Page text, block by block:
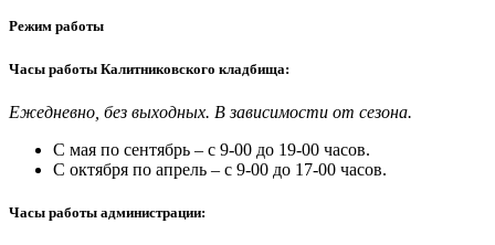
Режим работы
Часы работы Калитниковского кладбища:
Ежедневно, без выходных. В зависимости от сезона.
С мая по сентябрь – с 9-00 до 19-00 часов.
С октября по апрель – с 9-00 до 17-00 часов.
Часы работы администрации: